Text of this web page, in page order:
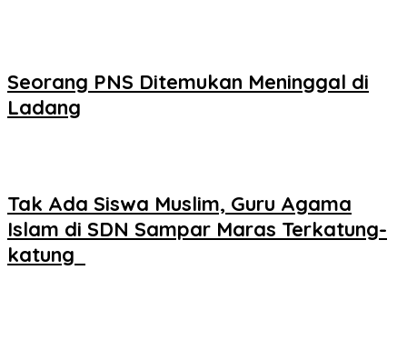
Seorang PNS Ditemukan Meninggal di
Ladang
Tak Ada Siswa Muslim, Guru Agama
Islam di SDN Sampar Maras Terkatung-
katung ‎